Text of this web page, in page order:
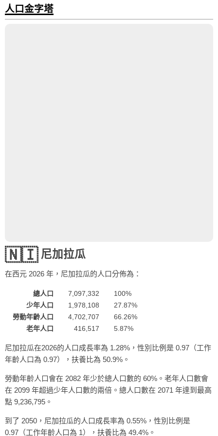
人口金字塔
🇳🇮尼加拉瓜
在西元 2026 年，尼加拉瓜的人口分佈為：
總人口 7,097,332
100%
少年人口
1,978,108
27.87%
勞動年齡人口
4,702,707
66.26%
老年人口
416,517 5.87%
尼加拉瓜在2026的人口成長率為 1.28%，性別比例是 0.97（工作
年齡人口為 0.97），扶養比為 50.9%。
勞動年齡人口會在 2082 年少於總人口數的 60%。老年人口數會
在 2099 年超過少年人口數的兩倍。總人口數在 2071 年達到最高
點 9,236,795。
到了 2050，尼加拉瓜的人口成長率為 0.55%，性別比例是
0.97（工作年齡人口為 1），扶養比為 49.4%。